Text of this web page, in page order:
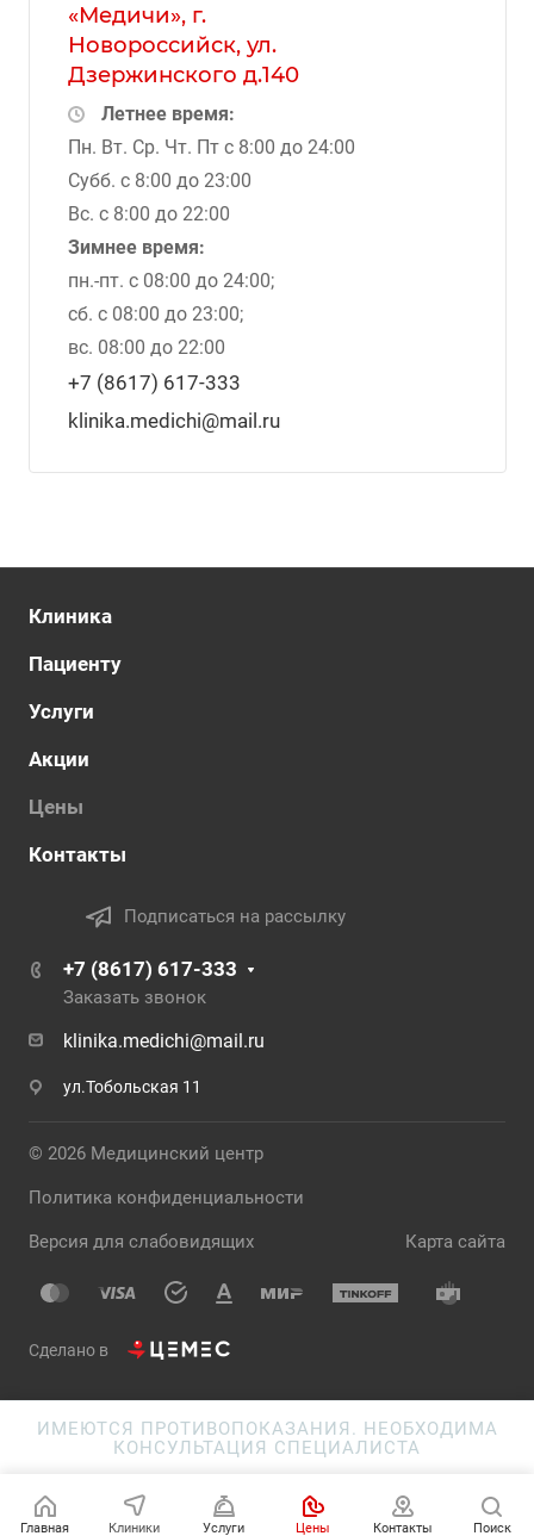
«Медичи», г.
Новороссийск, ул.
Дзержинского д.140
Летнее время:
Пн. Вт. Ср. Чт. Пт с 8:00 до 24:00
Субб. с 8:00 до 23:00
Вс. с 8:00 до 22:00
Зимнее время:
пн.-пт. с 08:00 до 24:00;
сб. с 08:00 до 23:00;
вс. 08:00 до 22:00
+7 (8617) 617-333
klinika.medichi@mail.ru
Клиника
Пациенту
Услуги
Акции
Цены
Контакты
Подписаться на рассылку
+7 (8617) 617-333
Заказать звонок
klinika.medichi@mail.ru
ул.Тобольская 11
© 2026 Медицинский центр
Политика конфиденциальности
Версия для слабовидящих Карта сайта
Сделано в
ИМЕЮТСЯ ПРОТИВОПОКАЗАНИЯ. НЕОБХОДИМА
КОНСУЛЬТАЦИЯ СПЕЦИАЛИСТА
Главная Клиники Услуги Цены Контакты Поиск